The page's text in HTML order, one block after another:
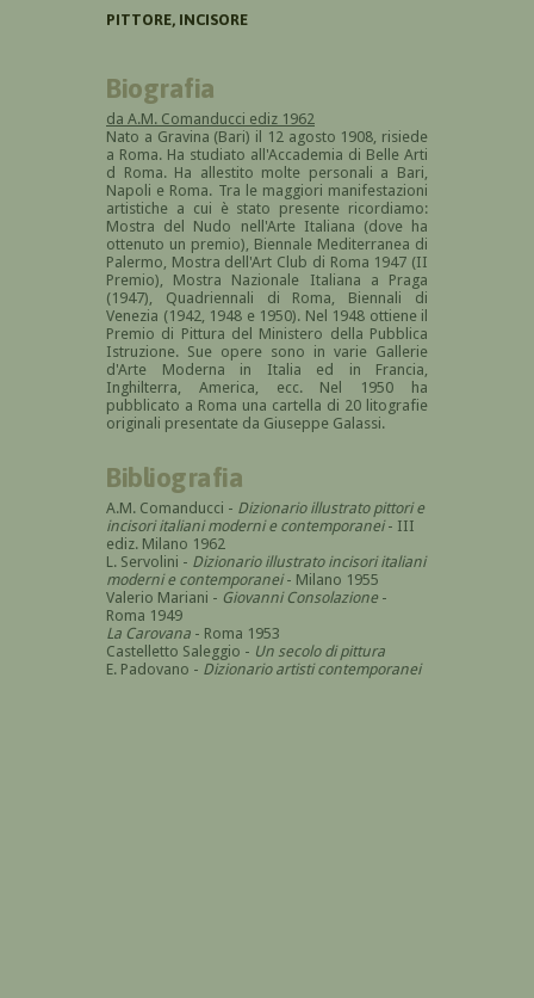
PITTORE, INCISORE
Biografia
da A.M. Comanducci ediz 1962
Nato a Gravina (Bari) il 12 agosto 1908, risiede
a Roma. Ha studiato all'Accademia di Belle Arti
d Roma. Ha allestito molte personali a Bari,
Napoli e Roma. Tra le maggiori manifestazioni
artistiche a cui è stato presente ricordiamo:
Mostra del Nudo nell'Arte Italiana (dove ha
ottenuto un premio), Biennale Mediterranea di
Palermo, Mostra dell'Art Club di Roma 1947 (II
Premio), Mostra Nazionale Italiana a Praga
(1947), Quadriennali di Roma, Biennali di
Venezia (1942, 1948 e 1950). Nel 1948 ottiene il
Premio di Pittura del Ministero della Pubblica
Istruzione. Sue opere sono in varie Gallerie
d'Arte Moderna in Italia ed in Francia,
Inghilterra, America, ecc. Nel 1950 ha
pubblicato a Roma una cartella di 20 litografie
originali presentate da Giuseppe Galassi.
Bibliografia
A.M. Comanducci - Dizionario illustrato pittori e
incisori italiani moderni e contemporanei- III
ediz. Milano 1962
L. Servolini - Dizionario illustrato incisori italiani
moderni e contemporanei- Milano 1955
Valerio Mariani - Giovanni Consolazione -
Roma 1949
La Carovana - Roma 1953
Castelletto Saleggio - Un secolo di pittura
E. Padovano - Dizionario artisti contemporanei